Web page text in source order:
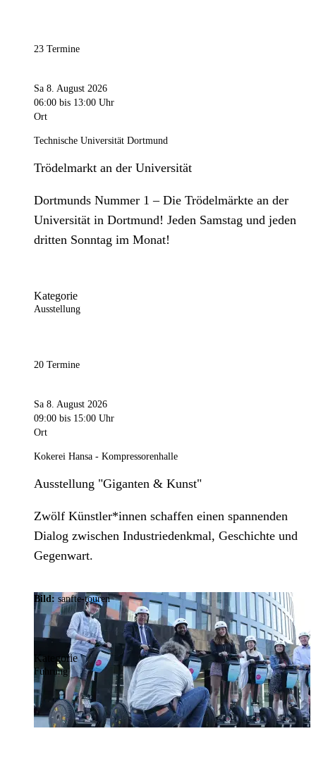
23 Termine
Sa 8. August 2026
06:00 bis 13:00 Uhr
Ort
Technische Universität Dortmund
Trödelmarkt an der Universität
Dortmunds Nummer 1 – Die Trödelmärkte an der
Universität in Dortmund! Jeden Samstag und jeden
dritten Sonntag im Monat!
Kategorie
Ausstellung
20 Termine
Sa 8. August 2026
09:00 bis 15:00 Uhr
Ort
Kokerei Hansa - Kompressorenhalle
Ausstellung "Giganten & Kunst"
Zwölf Künstler*innen schaffen einen spannenden
Dialog zwischen Industriedenkmal, Geschichte und
Gegenwart.
Bild: sanfte-touren
Kategorie
Führung